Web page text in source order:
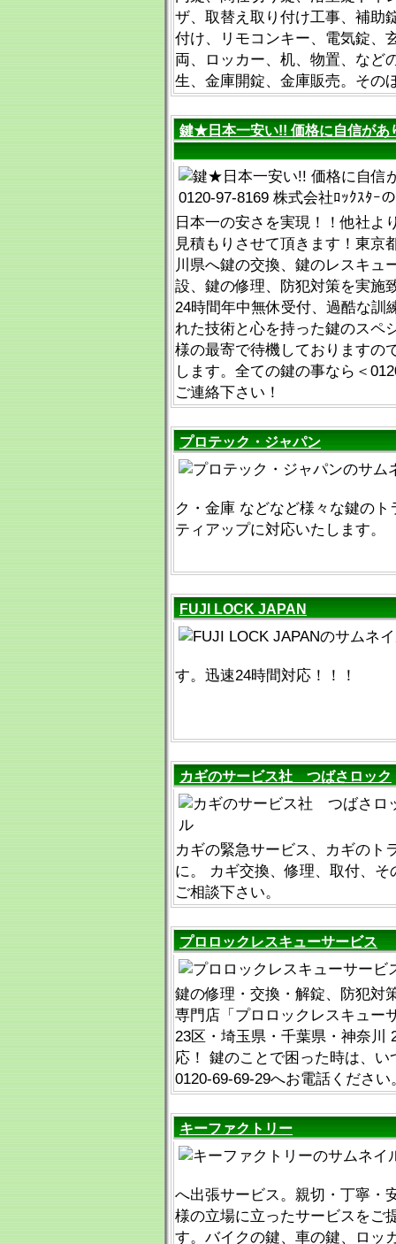
ザ、取替え取り付け工事、補助
付け、リモコンキー、電気錠、
両、ロッカー、机、物置、など
生、金庫開錠、金庫販売。その
鍵★日本一安い!! 価格に自信があ
日本一の安さを実現！！他社よ
見積もりさせて頂きます！東京
川県へ鍵の交換、鍵のレスキュ
設、鍵の修理、防犯対策を実施
24時間年中無休受付、過酷な訓
れた技術と心を持った鍵のスペ
様の最寄で待機しておりますの
します。全ての鍵の事なら＜
ご連絡下さい！
プロテック・ジャパン
ク・金庫 などなど様々な鍵のト
ティアップに対応いたします。
FUJI LOCK JAPAN
す。迅速24時間対応！！！
カギのサービス社 つばさロック
カギの緊急サービス、カギのト
に。 カギ交換、修理、取付、そ
ご相談下さい。
プロロックレスキューサービス
鍵の修理・交換・解錠、防犯対
専門店「プロロックレスキュー
23区・埼玉県・千葉県・神奈川
応！ 鍵のことで困った時は、い
0120-69-69-29へお電話ください
キーファクトリー
へ出張サービス。親切・丁寧・
様の立場に立ったサービスをご
す。バイクの鍵、車の鍵、ロッ